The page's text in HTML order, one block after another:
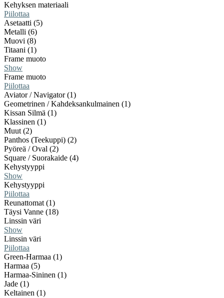
Kehyksen materiaali
Piilottaa
Asetaatti (5)
Metalli (6)
Muovi (8)
Titaani (1)
Frame muoto
Show
Frame muoto
Piilottaa
Aviator / Navigator (1)
Geometrinen / Kahdeksankulmainen (1)
Kissan Silmä (1)
Klassinen (1)
Muut (2)
Panthos (Teekuppi) (2)
Pyöreä / Oval (2)
Square / Suorakaide (4)
Kehystyyppi
Show
Kehystyyppi
Piilottaa
Reunattomat (1)
Täysi Vanne (18)
Linssin väri
Show
Linssin väri
Piilottaa
Green-Harmaa (1)
Harmaa (5)
Harmaa-Sininen (1)
Jade (1)
Keltainen (1)